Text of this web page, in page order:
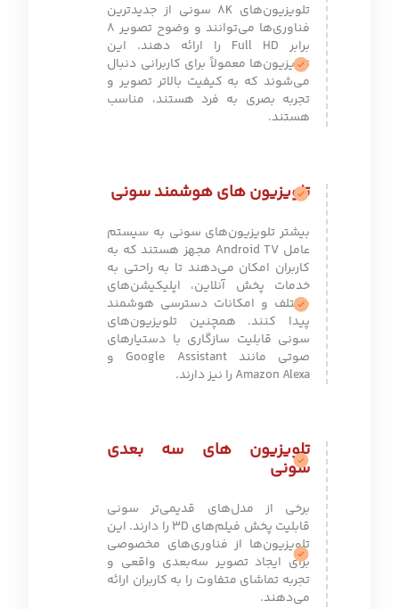
تلویزیون‌های 8K سونی از جدیدترین
فناوری‌ها می‌توانند و وضوح تصویر 8
برابر Full HD را ارائه دهند. این
تلویزیون‌ها معمولاً برای کاربرانی دنبال
می‌شوند که به کیفیت بالاتر تصویر و
تجربه بصری به فرد هستند، مناسب
هستند.
تلویزیون های هوشمند سونی
بیشتر تلویزیون‌های سونی به سیستم
عامل Android TV مجهز هستند که به
کاربران امکان می‌دهند تا به راحتی به
خدمات پخش آنلاین، اپلیکیشن‌های
مختلف و امکانات دسترسی هوشمند
پیدا کنند. همچنین تلویزیون‌های
سونی قابلیت سازگاری با دستیارهای
صوتی مانند Google Assistant و
Amazon Alexa را نیز دارند.
تلویزیون های سه بعدی
سونی
برخی از مدل‌های قدیمی‌تر سونی
قابلیت پخش فیلم‌های 3D را دارند. این
تلویزیون‌ها از فناوری‌های مخصوصی
برای ایجاد تصویر سه‌بعدی واقعی و
تجربه تماشای متفاوت را به کاربران ارائه
می‌دهند.